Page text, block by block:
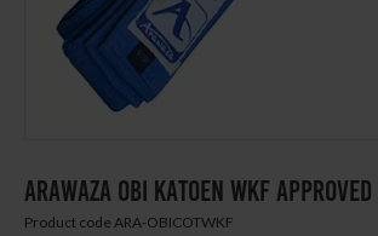
Blog
ARAWAZA OBI KATOEN WKF APPROVED
Product code ARA-OBICOTWKF